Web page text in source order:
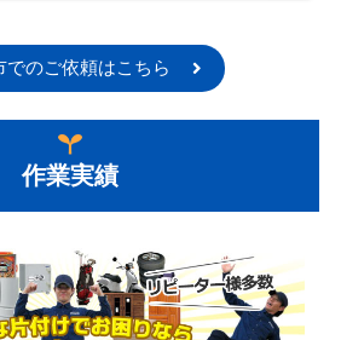
でのご依頼はこちら
作業実績